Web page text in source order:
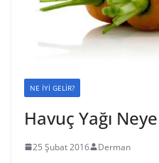
NE İYİ GELİR?
Havuç Yağı
25 Şubat 2016 Derman